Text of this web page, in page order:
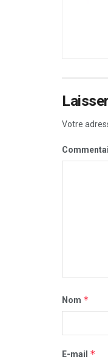
Votre
Nom *
E-mail *